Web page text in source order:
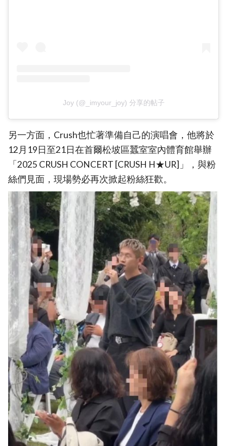
Joy (@_imyour_joy) 分享的帖子
另一方面，Crush也忙著準備自己的演唱會，他將於
12月19日至21日在首爾松坡區蠶室室內體育館舉辦
「2025 CRUSH CONCERT [CRUSH H★UR]」，與粉
絲們見面，現場勢必再次掀起粉絲狂歡。